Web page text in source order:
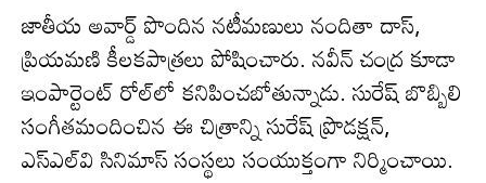
జాతీయ అవార్డ్ పొందిన నటీమణులు నందితా దాస్,
ప్రియమణి కీలకపాత్రలు పోషించారు. నవీన్ చంద్ర కూడా
ఇంపార్టెంట్ రోల్‌లో కనిపించబోతున్నాడు. సురేష్ బొబ్బిలి
సంగీతమందించిన ఈ చిత్రాన్ని సురేష్ ప్రొడక్షన్,
ఎస్ఎల్‌వి సినిమాస్ సంస్థలు సంయుక్తంగా నిర్మించాయి.